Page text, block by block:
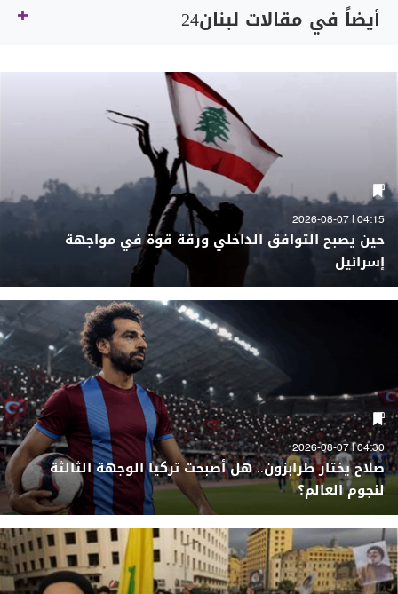
أيضاً في مقالات لبنان24
04:15 | 2026-08-07
حين يصبح التوافق الداخلي ورقة قوة في مواجهة
إسرائيل
04:30 | 2026-08-07
صلاح يختار طرابزون.. هل أصبحت تركيا الوجهة الثالثة
لنجوم العالم؟